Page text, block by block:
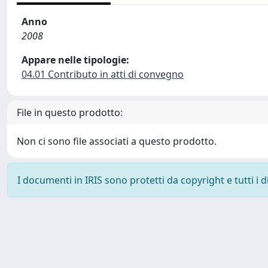
Anno
2008
Appare nelle tipologie:
04.01 Contributo in atti di convegno
File in questo prodotto:
Non ci sono file associati a questo prodotto.
I documenti in IRIS sono protetti da copyright e tutti i